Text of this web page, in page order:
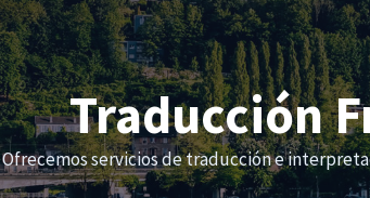
Traducción
Ofrecemos servicios de traducción e